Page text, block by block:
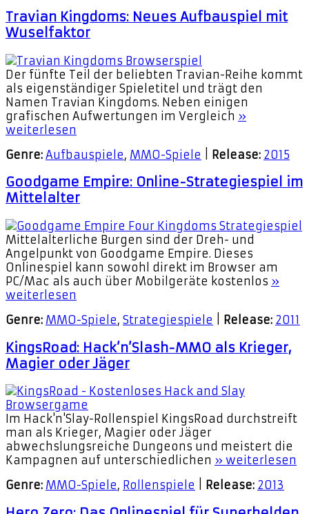
Travian Kingdoms: Neues Aufbauspiel mit
Wuselfaktor
Der fünfte Teil der beliebten Travian-Reihe kommt
als eigenständiger Spieletitel und trägt den
Namen Travian Kingdoms. Neben einigen
grafischen Aufwertungen im Vergleich »
weiterlesen
Genre: Aufbauspiele, MMO-Spiele Release: 2015
Goodgame Empire: Online-Strategiespiel im
Mittelalter
Mittelalterliche Burgen sind der Dreh- und
Angelpunkt von Goodgame Empire. Dieses
Onlinespiel kann sowohl direkt im Browser am
PC/Mac als auch über Mobilgeräte kostenlos »
weiterlesen
Genre: MMO-Spiele, Strategiespiele Release: 2011
KingsRoad: Hack’n’Slash-MMO als Krieger,
Magier oder Jäger
Im Hack'n'Slay-Rollenspiel KingsRoad durchstreift
man als Krieger, Magier oder Jäger
abwechslungsreiche Dungeons und meistert die
Kampagnen auf unterschiedlichen » weiterlesen
Genre: MMO-Spiele, Rollenspiele Release: 2013